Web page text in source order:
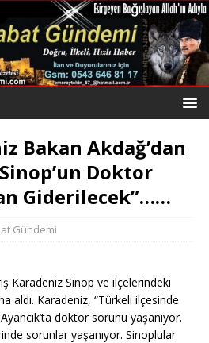
Bakan Akdağ’dan
Doktor
Giderilecek”……
Gündemi
Karadeniz Sinop ve ilçelerindeki
aldı. Karadeniz, “Türkeli ilçesinde
doktor sorunu yaşanıyor.
sorunlar yaşanıyor. Sinoplular